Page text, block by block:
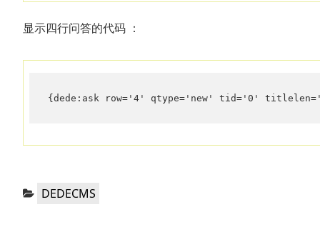
显示四行问答的代码 ：
{dede:ask row='4' qtype='new' tid='0'
分
DEDECMS